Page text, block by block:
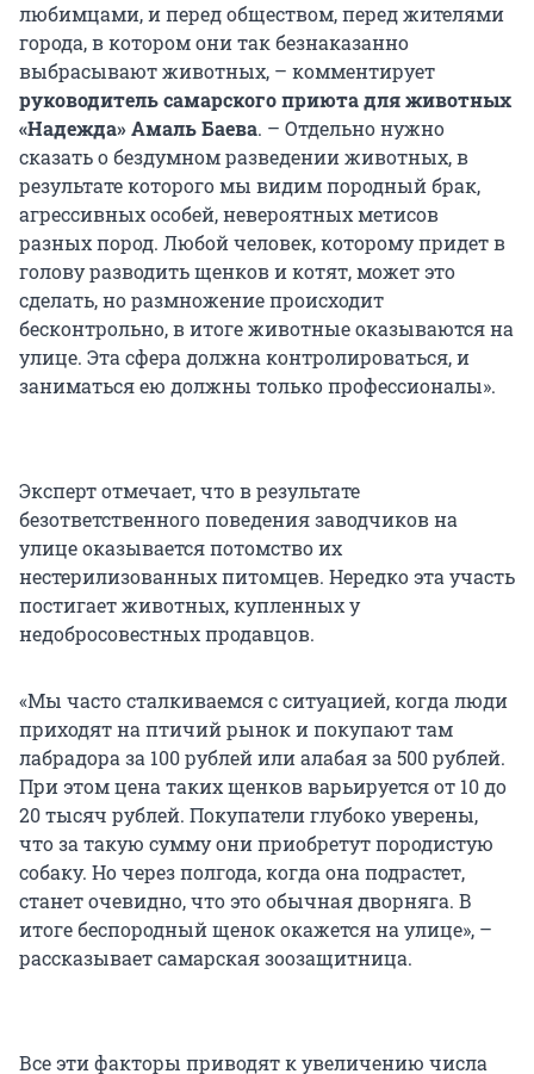
любимцами, и перед обществом, перед жителями
города, в котором они так безнаказанно
выбрасывают животных, – комментирует
руководитель самарского приюта для животных
«Надежда» Амаль Баева. – Отдельно нужно
сказать о бездумном разведении животных, в
результате которого мы видим породный брак,
агрессивных особей, невероятных метисов
разных пород. Любой человек, которому придет в
голову разводить щенков и котят, может это
сделать, но размножение происходит
бесконтрольно, в итоге животные оказываются на
улице. Эта сфера должна контролироваться, и
заниматься ею должны только профессионалы».
Эксперт отмечает, что в результате
безответственного поведения заводчиков на
улице оказывается потомство их
нестерилизованных питомцев. Нередко эта участь
постигает животных, купленных у
недобросовестных продавцов.
«Мы часто сталкиваемся с ситуацией, когда люди
приходят на птичий рынок и покупают там
лабрадора за 100 рублей или алабая за 500 рублей.
При этом цена таких щенков варьируется от 10 до
20 тысяч рублей. Покупатели глубоко уверены,
что за такую сумму они приобретут породистую
собаку. Но через полгода, когда она подрастет,
станет очевидно, что это обычная дворняга. В
итоге беспородный щенок окажется на улице», –
рассказывает самарская зоозащитница.
Все эти факторы приводят к увеличению числа